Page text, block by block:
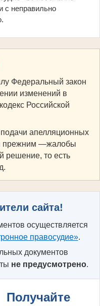
с неправильно
Федеральный закон
изменений в
Российской
апелляционных
прежним —жалобы
решение, то есть
сайта!
осуществляется
правосудие».
документов
не предусмотрено.
Получайте